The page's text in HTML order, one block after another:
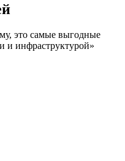
это самые выгодные
и инфраструктурой»